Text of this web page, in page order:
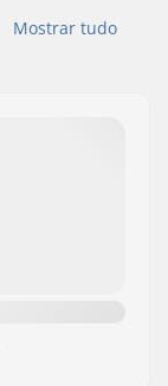
Mostrar tudo